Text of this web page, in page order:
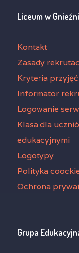
Liceum w
Kontakt
Zasady
Kryteria
Informator
Logowanie
Klasa dla
edukacyjnymi
Logotypy
Polityka coockie
Ochrona
Grupa